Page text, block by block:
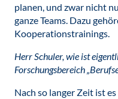
planen, und zwar nicht
ganze Teams. Dazu
Kooperationstrainings.
Herr Schuler, wie ist
Forschungsbereich
Nach so langer Zeit ist